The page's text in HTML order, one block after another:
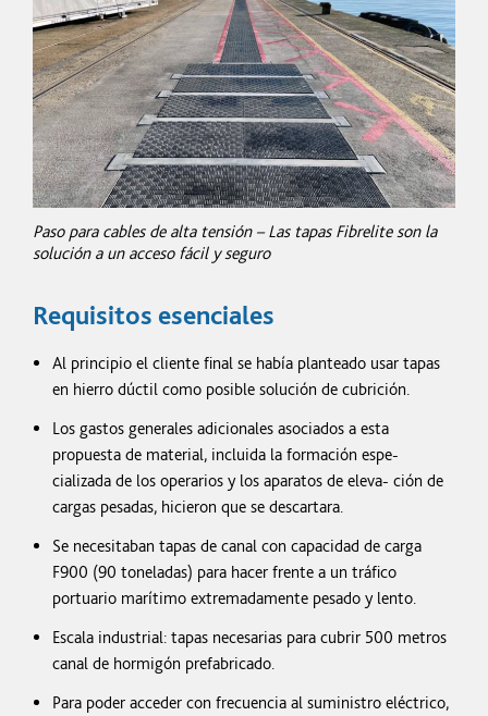
Paso para cables de alta tensión – Las tapas Fibrelite son la
solución a un acceso fácil y seguro
Requisitos esenciales
Al principio el cliente final se había planteado usar tapas
en hierro dúctil como posible solución de cubrición.
Los gastos generales adicionales asociados a esta
propuesta de material, incluida la formación espe-
cializada de los operarios y los aparatos de eleva- ción de
cargas pesadas, hicieron que se descartara.
Se necesitaban tapas de canal con capacidad de carga
F900 (90 toneladas) para hacer frente a un tráfico
portuario marítimo extremadamente pesado y lento.
Escala industrial: tapas necesarias para cubrir 500 metros
canal de hormigón prefabricado.
Para poder acceder con frecuencia al suministro eléctrico,